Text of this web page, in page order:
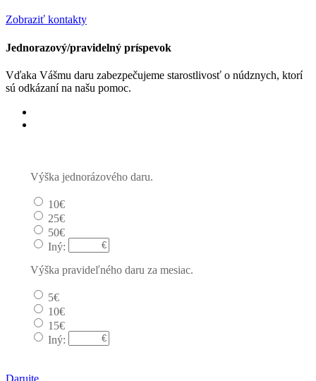
Zobraziť kontakty
Jednorazový/pravidelný príspevok
Vďaka Vášmu daru zabezpečujeme starostlivosť o núdznych, ktorí
sú odkázaní na našu pomoc.
Výška jednorázového daru.
10€
25€
50€
Iný:
Výška pravideľného daru za mesiac.
5€
10€
15€
Iný:
Darujte